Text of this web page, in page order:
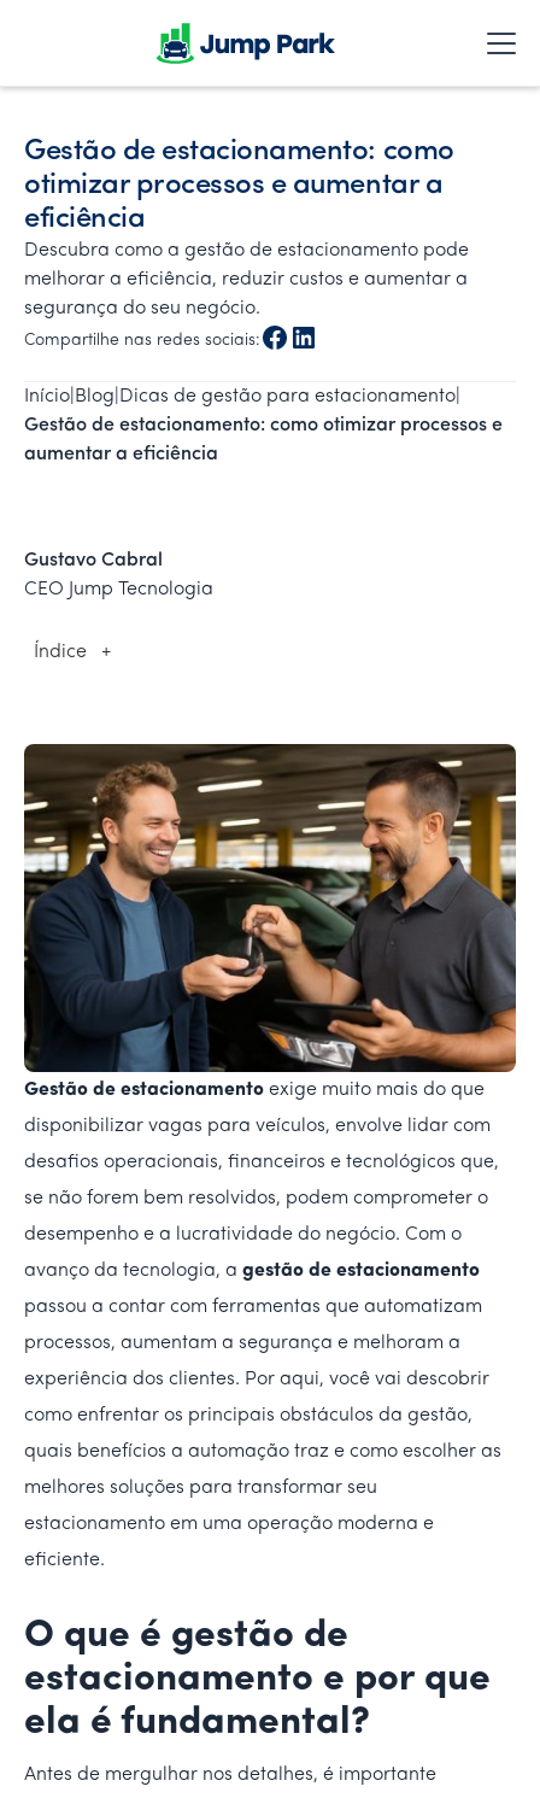
Gestão de estacionamento: como
otimizar processos e aumentar a
eficiência
Descubra como a gestão de estacionamento pode
melhorar a eficiência, reduzir custos e aumentar a
segurança do seu negócio.
Compartilhe nas redes sociais:
Início Blog Dicas de gestão para estacionamento
Gestão de estacionamento: como otimizar processos e
aumentar a eficiência
Gustavo Cabral
CEO Jump Tecnologia
Índice +
Gestão de estacionamento exige muito mais do que
disponibilizar vagas para veículos, envolve lidar com
desafios operacionais, financeiros e tecnológicos que,
se não forem bem resolvidos, podem comprometer o
desempenho e a lucratividade do negócio. Com o
avanço da tecnologia, a gestão de estacionamento
passou a contar com ferramentas que automatizam
processos, aumentam a segurança e melhoram a
experiência dos clientes. Por aqui, você vai descobrir
como enfrentar os principais obstáculos da gestão,
quais benefícios a automação traz e como escolher as
melhores soluções para transformar seu
estacionamento em uma operação moderna e
eficiente.
O que é gestão de
estacionamento e por que
ela é fundamental?
Antes de mergulhar nos detalhes, é importante